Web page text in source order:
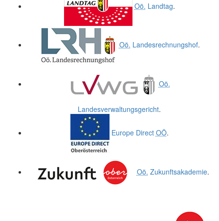
Oö. Landtag.
Oö. Landesrechnungshof.
Oö.
Landesverwaltungsgericht.
Europe Direct OÖ.
Oö. Zukunftsakademie.